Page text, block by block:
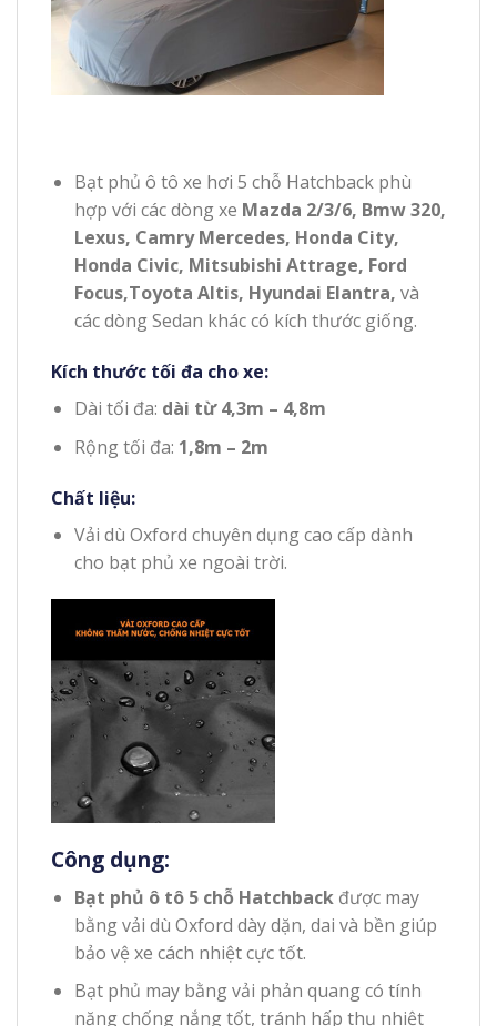
Bạt phủ ô tô xe hơi 5 chỗ Hatchback phù
hợp với các dòng xe Mazda 2/3/6, Bmw 320,
Lexus, Camry Mercedes, Honda City,
Honda Civic, Mitsubishi Attrage, Ford
Focus,Toyota Altis, Hyundai Elantra, và
các dòng Sedan khác có kích thước giống.
Kích thước tối đa cho xe:
Dài tối đa: dài từ 4,3m – 4,8m
Rộng tối đa: 1,8m – 2m
Chất liệu:
Vải dù Oxford chuyên dụng cao cấp dành
cho bạt phủ xe ngoài trời.
Công dụng:
Bạt phủ ô tô 5 chỗ Hatchbackđược may
bằng vải dù Oxford dày dặn, dai và bền giúp
bảo vệ xe cách nhiệt cực tốt.
Bạt phủ may bằng vải phản quang có tính
năng chống nắng tốt, tránh hấp thụ nhiệt